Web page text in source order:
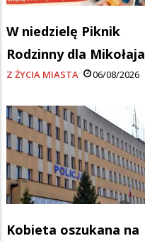
W niedzielę Piknik
Rodzinny dla Mikołaja
Z ŻYCIA MIASTA 06/08/2026
Kobieta oszukana na